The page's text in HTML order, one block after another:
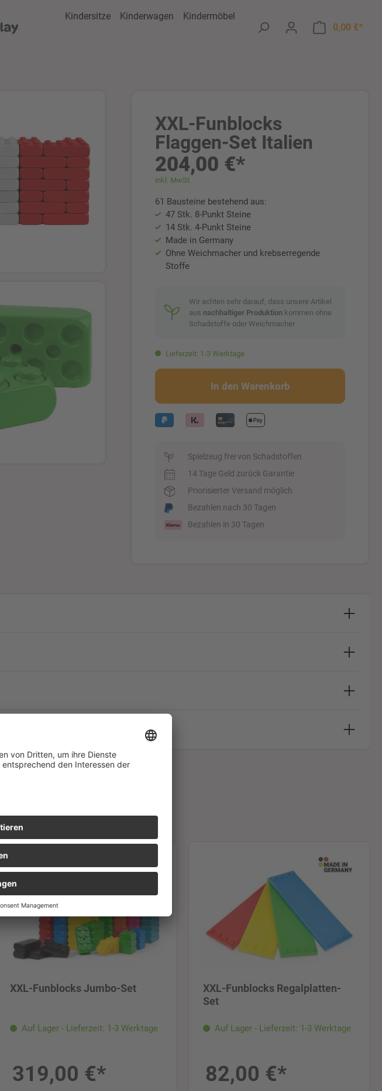
Kindersitze Kinderwagen
Kindermöbel
0,00 €*
XXL-Funblocks
Flaggen-Set Italien
204,00 €*
inkl. MwSt.
61 Bausteine bestehend aus:
47 Stk. 8-Punkt Steine
14 Stk. 4-Punkt Steine
Made in Germany
Ohne Weichmacher und krebserregende
Stoffe
Wir achten sehr darauf, dass unsere Artikel
aus nachhaltiger Produktionkommen ohne
Schadstoffe oder Weichmacher
Lieferzeit: 1-3 Werktage
In den Warenkorb
Spielzeug frei von Schadstoffen
14 Tage Geld zurück Garantie
Priorisierter Versand möglich
Bezahlen nach 30 Tagen
Bezahlen in 30 Tagen
XXL-Funblocks Jumbo-Set
Auf Lager - Lieferzeit: 1-3 Werktage
319,00 €*
XXL-Funblocks Regalplatten-
Set
Auf Lager - Lieferzeit: 1-3 Werktage
82,00 €*